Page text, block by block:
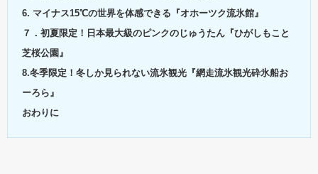
6. マイナス15℃の世界を体感できる『オホーツク流氷館』
７．初夏限定！日本最大級のピンクのじゅうたん『ひがしもこと
芝桜公園』
8.冬季限定！冬しか見られない流氷観光『網走流氷観光砕氷船お
ーろら』
おわりに